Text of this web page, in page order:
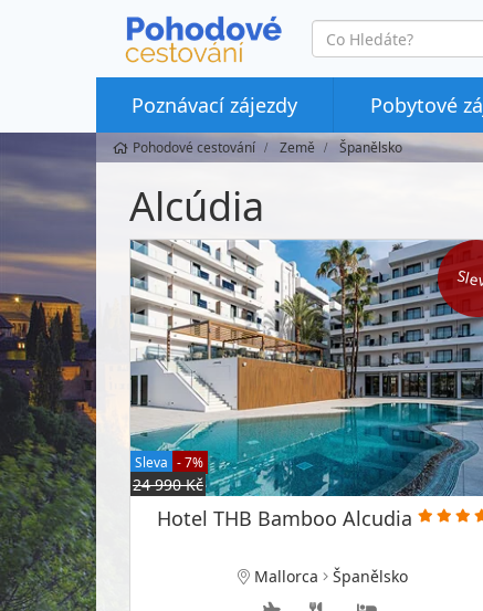
co
hledáte
Poznávací zájezdy Pobytové
Pohodové cestování Země Španělsko
Alcúdia
Sleva - 7%
24 990 Kč
Hotel THB Bamboo Alcudia
Mallorca Španělsko